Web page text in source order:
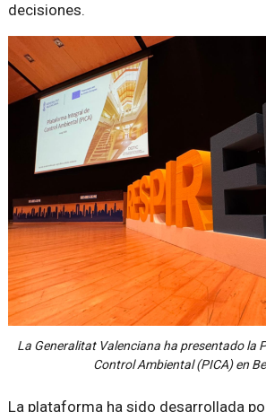
decisiones.
La Generalitat Valenciana ha presentado la
Control Ambiental (PICA) en
La plataforma ha sido desarrollada